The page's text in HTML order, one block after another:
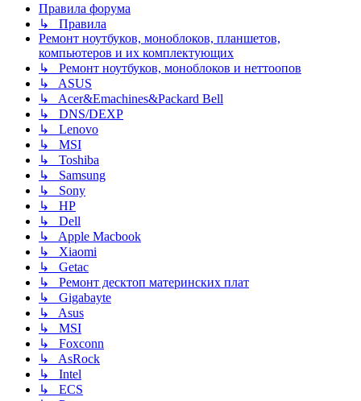
Правила форума
↳ Правила
Ремонт ноутбуков, моноблоков, планшетов,
компьютеров и их комплектующих
↳ Ремонт ноутбуков, моноблоков и неттоопов
↳ ASUS
↳ Acer&Emachines&Packard Bell
↳ DNS/DEXP
↳ Lenovo
↳ MSI
↳ Toshiba
↳ Samsung
↳ Sony
↳ HP
↳ Dell
↳ Apple Macbook
↳ Xiaomi
↳ Getac
↳ Ремонт десктоп материнских плат
↳ Gigabayte
↳ Asus
↳ MSI
↳ Foxconn
↳ AsRock
↳ Intel
↳ ECS